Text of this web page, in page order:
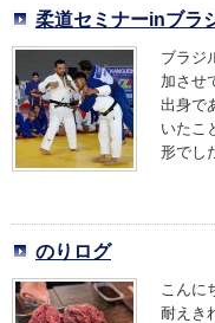
柔道セミナーinブラ
ブラジ
加させ
出身で
いたこ
形でし
のりログ
こんに
耐えき